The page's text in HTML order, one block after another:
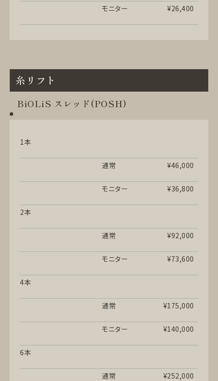
モニター ¥26,400
糸リフト
BiOLiS スレッド(POSH)
1本
通常 ¥46,000
モニター ¥36,800
2本
通常 ¥92,000
モニター ¥73,600
4本
通常 ¥175,000
モニター ¥140,000
6本
通常 ¥252,000